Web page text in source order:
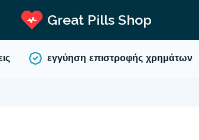
Great Pills Shop
εγγύηση επιστροφής χρημάτων